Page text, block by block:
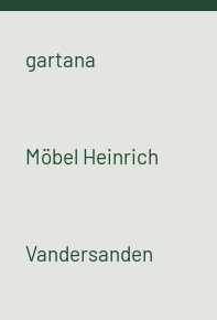
Herkunft / Lieferant
gartana